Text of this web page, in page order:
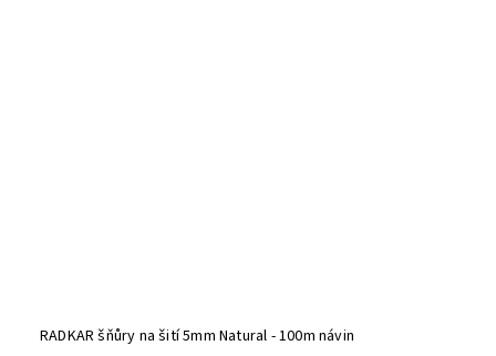
RADKAR šňůry na šití 5mm Natural - 100m návin